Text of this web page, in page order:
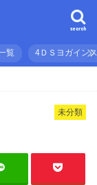
search
覧 4ＤＳヨガイン
未分類